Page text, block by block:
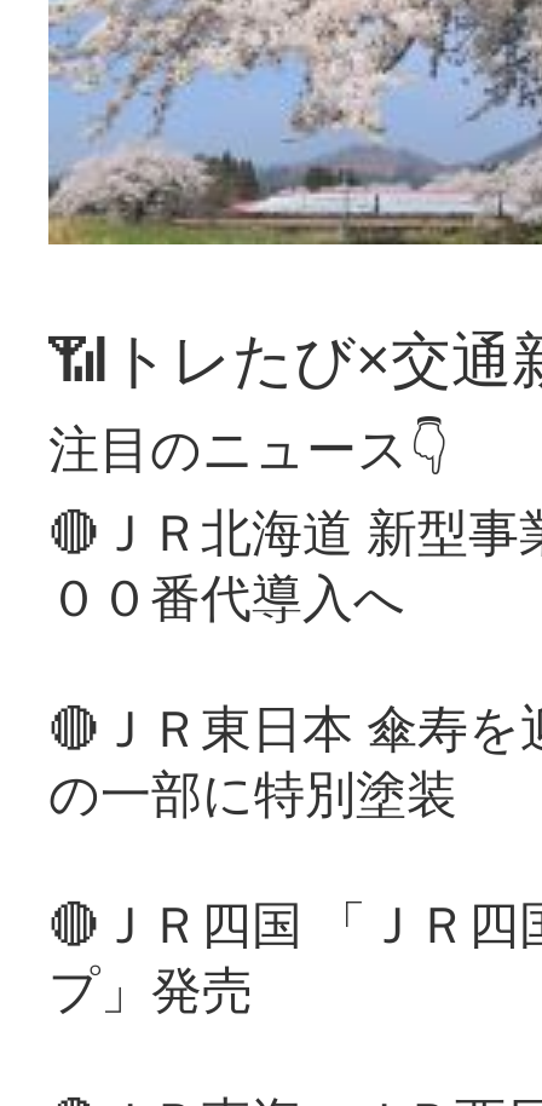
📶トレたび×交通
注目のニュース👇
🔴ＪＲ北海道 新型
００番代導入へ
🔴ＪＲ東日本 傘寿
の一部に特別塗装
🔴ＪＲ四国 「ＪＲ
プ」発売